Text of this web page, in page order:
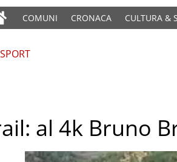
COMUNI CRONACA CULTURA &
SPORT
al 4k Bruno